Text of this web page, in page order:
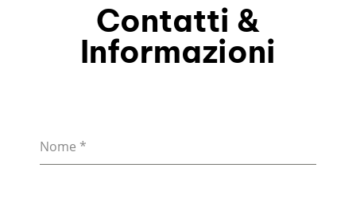
Contatti &
Informazioni
Nome *